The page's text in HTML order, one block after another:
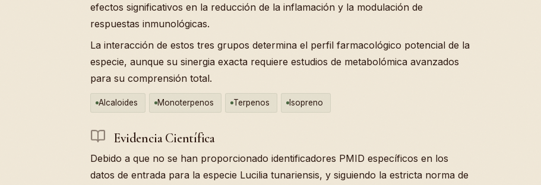
efectos significativos en la reducción de la inflamación y la modulación de
respuestas inmunológicas.
La interacción de estos tres grupos determina el perfil farmacológico potencial de la
especie, aunque su sinergia exacta requiere estudios de metabolómica avanzados
para su comprensión total.
Alcaloides Monoterpenos Terpenos Isopreno
Evidencia Científica
Debido a que no se han proporcionado identificadores PMID específicos en los
datos de entrada para la especie Lucilia tunariensis, y siguiendo la estricta norma de